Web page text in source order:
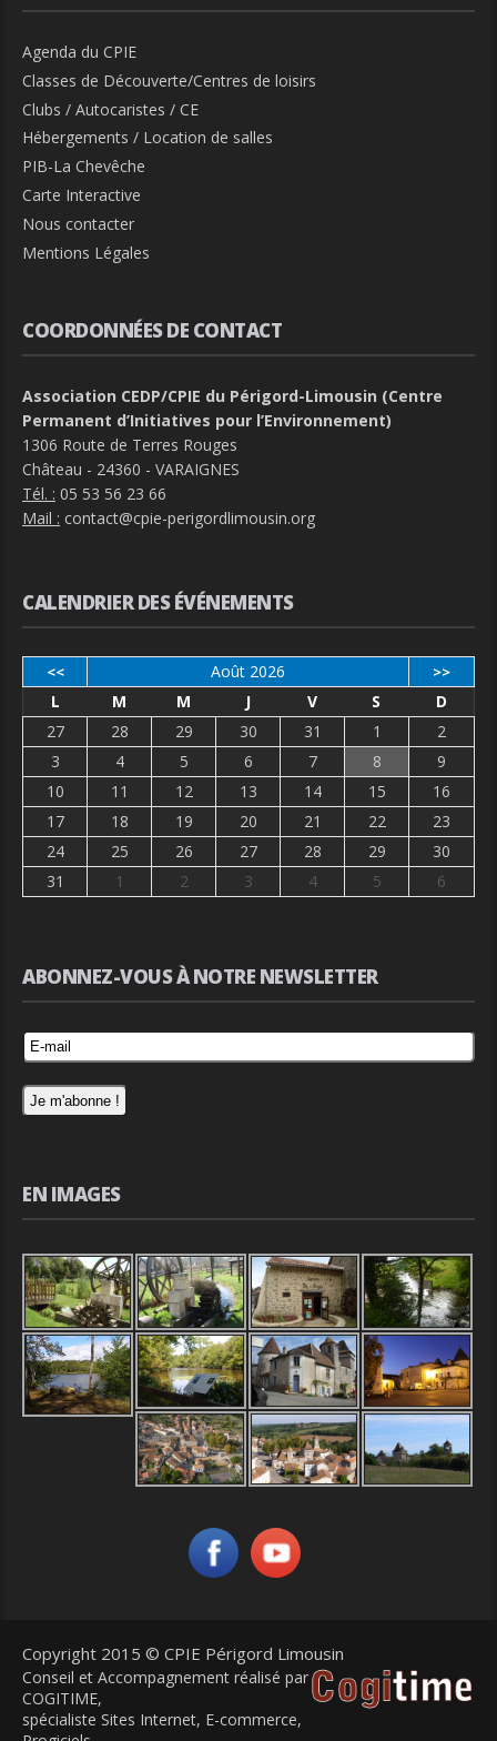
Agenda du CPIE
Classes de Découverte/Centres de loisirs
Clubs / Autocaristes / CE
Hébergements / Location de salles
PIB-La Chevêche
Carte Interactive
Nous contacter
Mentions Légales
COORDONNÉES DE CONTACT
Association CEDP/CPIE du Périgord-Limousin (Centre
Permanent d’Initiatives pour l’Environnement)
1306 Route de Terres Rouges
Château - 24360 - VARAIGNES
Tél. : 05 53 56 23 66
Mail : contact@cpie-perigordlimousin.org
CALENDRIER DES ÉVÉNEMENTS
<< Août 2026 >>
L M M J V S
D
27
28 29 30 31 1
2
3
4 5 6 7 8
9
10
11 12 13 14 15
16
17
18 19 20 21 22
23
24
25 26 27 28 29
30
31
1 2 3 4 5 6
ABONNEZ-VOUS À NOTRE NEWSLETTER
EN IMAGES
Copyright 2015 © CPIE Périgord Limousin
Conseil et Accompagnement réalisé par
COGITIME,
spécialiste Sites Internet, E-commerce,